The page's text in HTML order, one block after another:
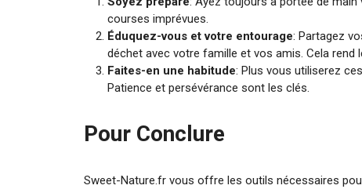
courses imprévues.
Éduquez-vous et votre entourage: Partagez
déchet avec votre famille et vos amis. Cela rend
Faites-en une habitude: Plus vous utiliserez
Patience et persévérance sont les clés.
Pour Conclure
Sweet-Nature.fr vous offre les outils nécessaires